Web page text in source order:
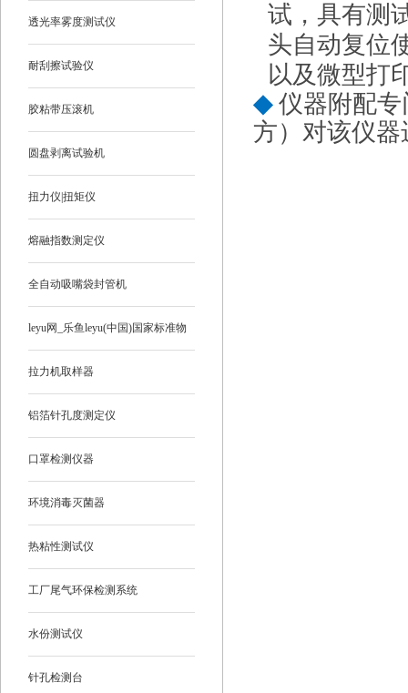
透光率雾度测试仪
耐刮擦试验仪
胶粘带压滚机
圆盘剥离试验机
扭力仪|扭矩仪
熔融指数测定仪
全自动吸嘴袋封管机
leyu网_乐鱼leyu(中国)国家标准物
质
拉力机取样器
铝箔针孔度测定仪
口罩检测仪器
环境消毒灭菌器
热粘性测试仪
工厂尾气环保检测系统
水份测试仪
针孔检测台
试，具有测
头自动复位
以及微型打
◆ 仪器附配
方）对该仪